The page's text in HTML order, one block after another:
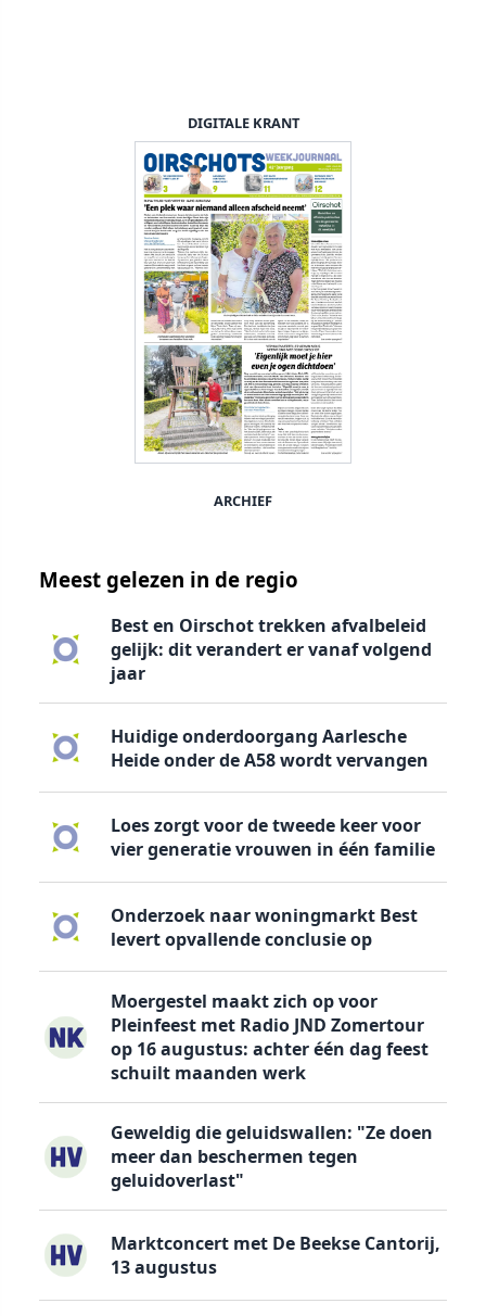
DIGITALE KRANT
ARCHIEF
Meest gelezen in de regio
Best en Oirschot trekken afvalbeleid
gelijk: dit verandert er vanaf volgend
jaar
Huidige onderdoorgang Aarlesche
Heide onder de A58 wordt vervangen
Loes zorgt voor de tweede keer voor
vier generatie vrouwen in één familie
Onderzoek naar woningmarkt Best
levert opvallende conclusie op
Moergestel maakt zich op voor
Pleinfeest met Radio JND Zomertour
op 16 augustus: achter één dag feest
schuilt maanden werk
Geweldig die geluidswallen: "Ze doen
meer dan beschermen tegen
geluidoverlast"
Marktconcert met De Beekse Cantorij,
13 augustus